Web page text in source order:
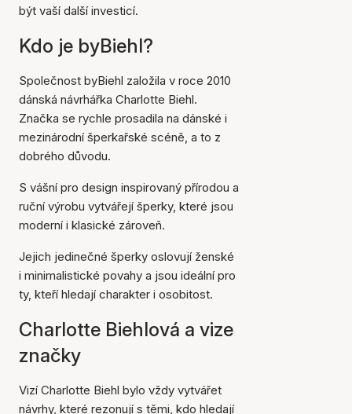
být vaší další investicí.
Kdo je byBiehl?
Společnost byBiehl založila v roce 2010
dánská návrhářka Charlotte Biehl.
Značka se rychle prosadila na dánské i
mezinárodní šperkařské scéně, a to z
dobrého důvodu.
S vášní pro design inspirovaný přírodou a
ruční výrobu vytvářejí šperky, které jsou
moderní i klasické zároveň.
Jejich jedinečné šperky oslovují ženské
i minimalistické povahy a jsou ideální pro
ty, kteří hledají charakter i osobitost.
Charlotte Biehlová a vize
značky
Vizí Charlotte Biehl bylo vždy vytvářet
návrhy, které rezonují s těmi, kdo hledají